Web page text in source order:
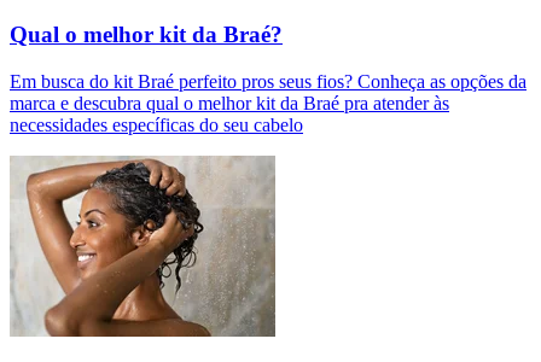
Qual o melhor kit da Braé?
Em busca do kit Braé perfeito pros seus fios? Conheça as opções da
marca e descubra qual o melhor kit da Braé pra atender às
necessidades específicas do seu cabelo